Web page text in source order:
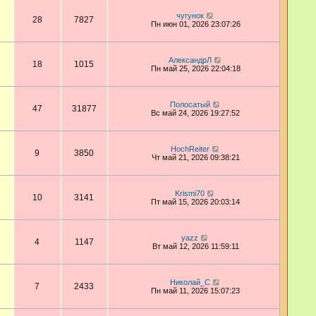
28 7827
чугунок
Пн июн 01, 2026 23:07:26
18 1015
АлександрЛ
Пн май 25, 2026 22:04:18
47 31877
Полосатый
Вс май 24, 2026 19:27:52
9 3850
HochReiter
Чт май 21, 2026 09:38:21
10 3141
Krismi70
Пт май 15, 2026 20:03:14
4 1147
yazz
Вт май 12, 2026 11:59:11
7 2433
Николай_С
Пн май 11, 2026 15:07:23